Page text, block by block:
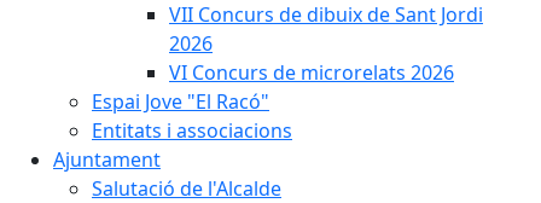
VII Concurs de dibuix de Sant Jordi
2026
VI Concurs de microrelats 2026
Espai Jove "El Racó"
Entitats i associacions
Ajuntament
Salutació de l'Alcalde